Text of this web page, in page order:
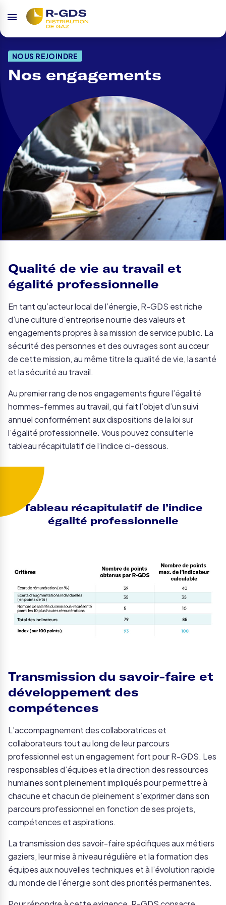
NOUS REJOINDRE
Nos engagements
Qualité de vie au travail et
égalité professionnelle
En tant qu’acteur local de l’énergie, R-GDS est riche
d’une culture d’entreprise nourrie des valeurs et
engagements propres à sa mission de service public. La
sécurité des personnes et des ouvrages sont au cœur
de cette mission, au même titre la qualité de vie, la santé
et la sécurité au travail.
Au premier rang de nos engagements figure l’égalité
hommes-femmes au travail, qui fait l’objet d’un suivi
annuel conformément aux dispositions de la loi sur
l’égalité professionnelle. Vous pouvez consulter le
tableau récapitulatif de l’indice ci-dessous.
Tableau récapitulatif de l’indice
égalité professionnelle
Transmission du savoir-faire et
développement des
compétences
L’accompagnement des collaboratrices et
collaborateurs tout au long de leur parcours
professionnel est un engagement fort pour R-GDS. Les
responsables d’équipes et la direction des ressources
humaines sont pleinement impliqués pour permettre à
chacune et chacun de pleinement s’exprimer dans son
parcours professionnel en fonction de ses projets,
compétences et aspirations.
La transmission des savoir-faire spécifiques aux métiers
gaziers, leur mise à niveau régulière et la formation des
équipes aux nouvelles techniques et à l’évolution rapide
du monde de l’énergie sont des priorités permanentes.